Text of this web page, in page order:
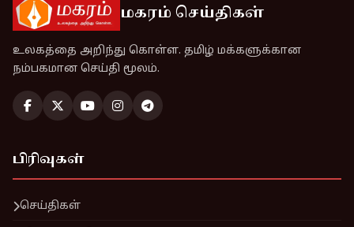
மகரம் செய்திகள்
உலகத்தை அறிந்து கொள்ள. தமிழ் மக்களுக்கான
நம்பகமான செய்தி மூலம்.
பிரிவுகள்
செய்திகள்